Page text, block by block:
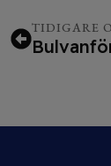
TIDIGARE